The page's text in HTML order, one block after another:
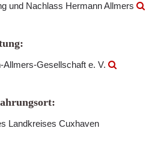
und Nachlass Hermann Allmers
Allmers-Gesellschaft e. V.
Landkreises Cuxhaven